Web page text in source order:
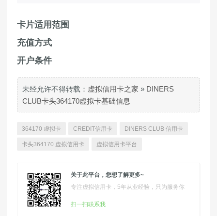
卡片适用范围
充值方式
开户条件
未经允许不得转载： 虚拟信用卡之家 » DINERS
CLUB卡头364170虚拟卡基础信息
364170 虚拟卡 CREDIT信用卡 DINERS CLUB 信用卡
卡头364170 虚拟信用卡 虚拟信用卡平台
关于此平台，您想了解更多~
专注虚拟信用卡，5年从业经验，只为服务你
扫一扫联系我